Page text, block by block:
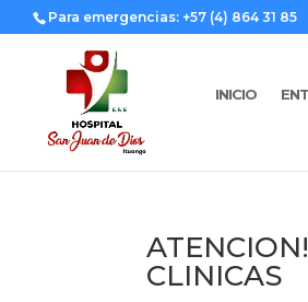
Para emergencias: +57 (4) 864 31 85
INICIO
CLINICAS